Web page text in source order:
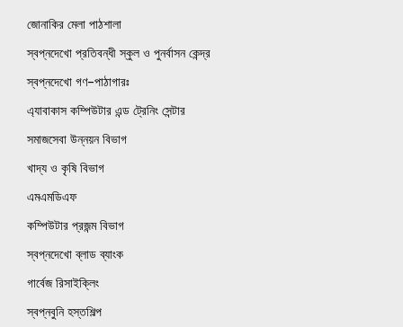
জোনাকির মেলা পাঠশালা
স্বপ্নদেখো প্রতিবন্ধী স্কুল ও পুনর্বাসন কেন্দ্র
স্বপ্নদেখো গণ–পাঠাগারঃ
এ্যাবাকাস কম্পিউটার এন্ড ট্রেনিং সেন্টার
সমাজসেবা উন্নয়ন বিভাগ
খাদ্য ও কৃষি বিভাগ
এমএমডিএফ
কম্পিউটার প্রজন্ম বিভাগ
স্বপ্নদেখো ব্লাড ব্যাংক
গার্বেজ রিসাইক্লিং
স্বপ্নবুনি হস্তশিল্প